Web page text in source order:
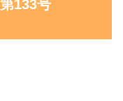
133号